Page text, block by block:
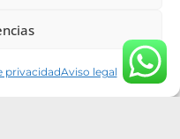
privacidadAviso legal